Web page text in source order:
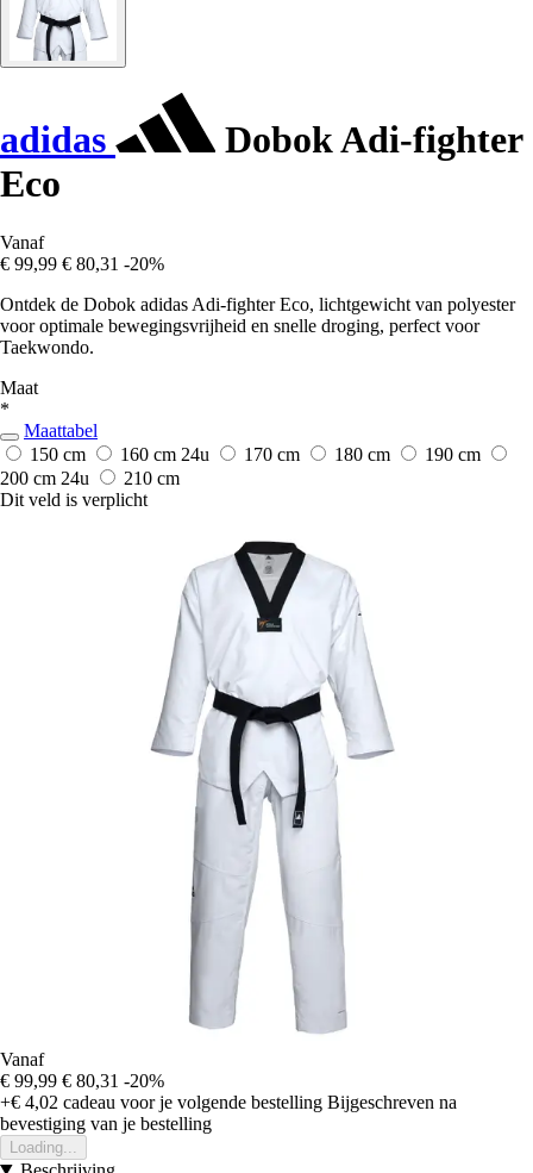
adidas
Dobok Adi-fighter
Eco
Vanaf
€ 99,99 € 80,31 -20%
Ontdek de Dobok adidas Adi-fighter Eco, lichtgewicht van polyester
voor optimale bewegingsvrijheid en snelle droging, perfect voor
Taekwondo.
Maat
*
Maattabel
150 cm
160 cm 24u 170 cm 180 cm
190 cm
200 cm 24u
210 cm
Dit veld is verplicht
Vanaf
€ 99,99 € 80,31 -20%
+€ 4,02 cadeau voor je volgende bestelling Bijgeschreven na
bevestiging van je bestelling
Loading...